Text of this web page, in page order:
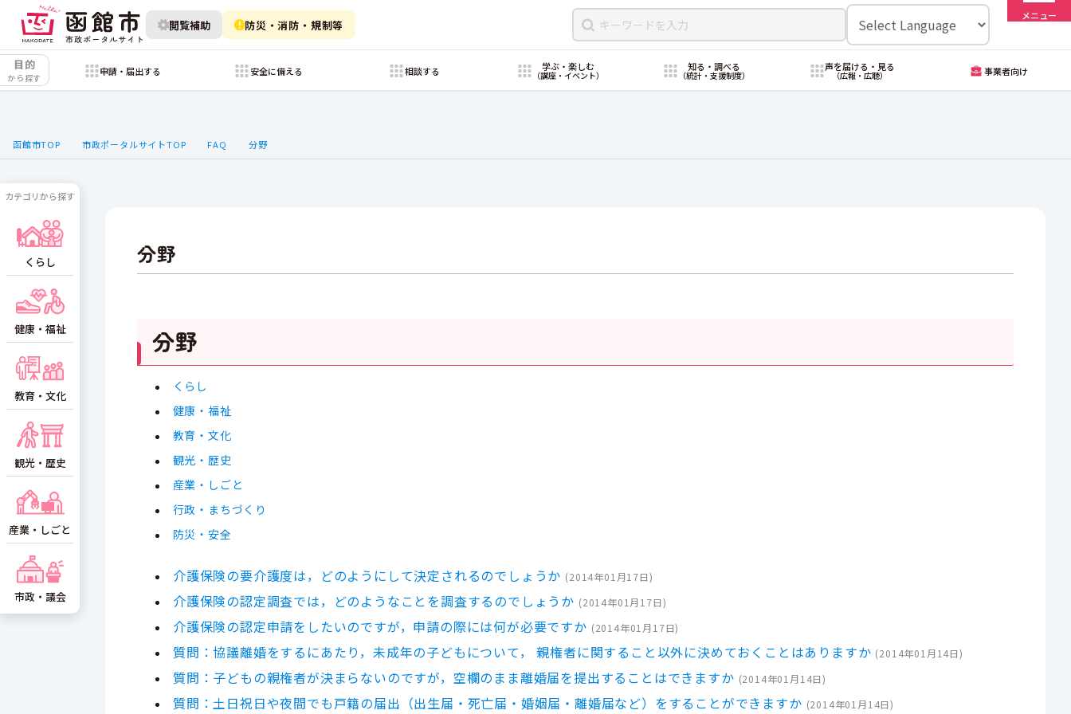
閲覧補助 防災・消防・規制等
メニュー
目的
から探す
申請・届出する 安全に備える 相談する 学ぶ・楽しむ
（講座・イベント）
知る・調べる
（統計・支援制度）
声を届ける・見る
（広報・広聴） 事業者向け
函館市TOP 市政ポータルサイトTOP FAQ 分野
分野
分野
くらし
健康・福祉
教育・文化
観光・歴史
産業・しごと
行政・まちづくり
防災・安全
介護保険の要介護度は，どのようにして決定されるのでしょうか (2014年01月17日)
介護保険の認定調査では，どのようなことを調査するのでしょうか (2014年01月17日)
介護保険の認定申請をしたいのですが，申請の際には何が必要ですか (2014年01月17日)
質問：協議離婚をするにあたり，未成年の子どもについて， 親権者に関すること以外に決めておくことはありますか (2014年01月14日)
質問：子どもの親権者が決まらないのですが，空欄のまま離婚届を提出することはできますか (2014年01月14日)
質問：土日祝日や夜間でも戸籍の届出（出生届・死亡届・婚姻届・離婚届など）をすることができますか (2014年01月14日)
カテゴリから探す
くらし
健康・福祉
教育・文化
観光・歴史
産業・しごと
市政・議会